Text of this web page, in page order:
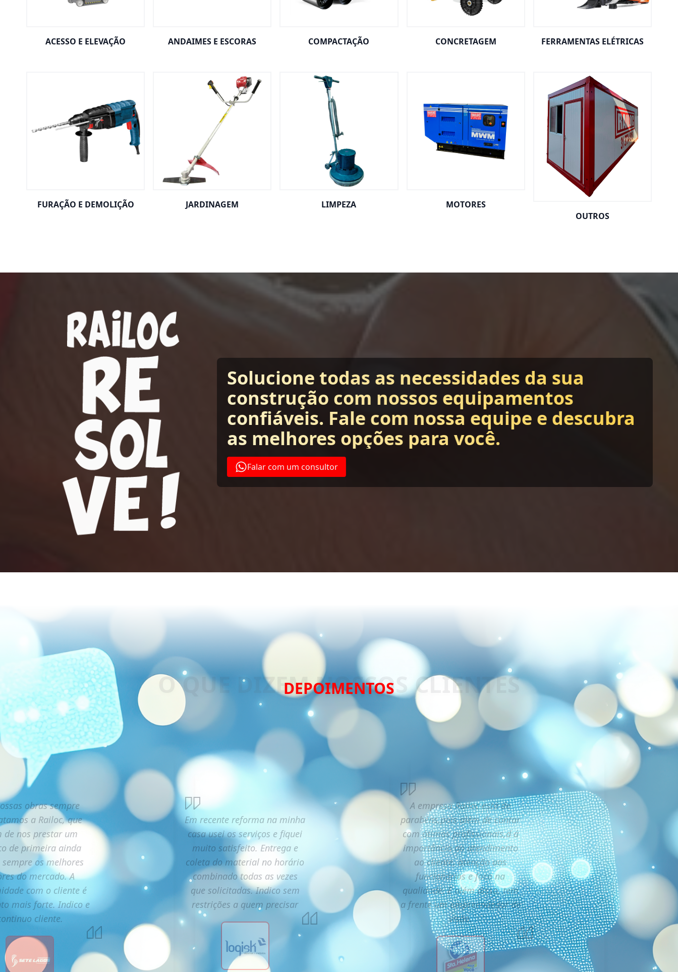
ACESSO E ELEVAÇÃO ANDAIMES E ESCORAS COMPACTAÇÃO CONCRETAGEM FERRAMENTAS ELÉTRICAS
FURAÇÃO E DEMOLIÇÃO JARDINAGEM LIMPEZA
MOTORES
OUTROS
Solucione todas as necessidades da sua
construção com nossos equipamentos
confiáveis. Fale com nossa equipe e descubra
as melhores opções para você.
Falar com um consultor
DEPOIMENTOS
obras sempre
a Railoc, que
de nos prestar um
de primeira ainda
os melhores
do mercado. A
com o cliente é
mais forte. Indico e
cliente.
Em recente reforma na minha
casa usei os serviços e fiquei
muito satisfeito. Entrega e
coleta do material no horário
combinado todas as vezes
que solicitadas. Indico sem
restrições a quem precisar
A empresa Railoc está de
parabéns,pois além de contar
com ótimos profissionais,d á
importância ao atendimento
ao cliente, atenção aos
funcionários e foco na
qualidade. E além disso, tem
a frente um empreendedor de
visão.